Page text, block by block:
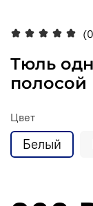
Тюль
полосой
Цвет
Белый